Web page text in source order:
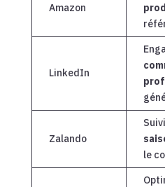
Amazon
LinkedIn
Zalando
le